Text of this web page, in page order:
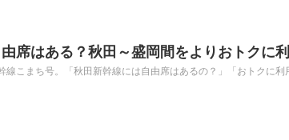
席はある？秋田～盛岡間をよりおトクに
線こまち号。「秋田新幹線には自由席はあるの？」「おトクに利